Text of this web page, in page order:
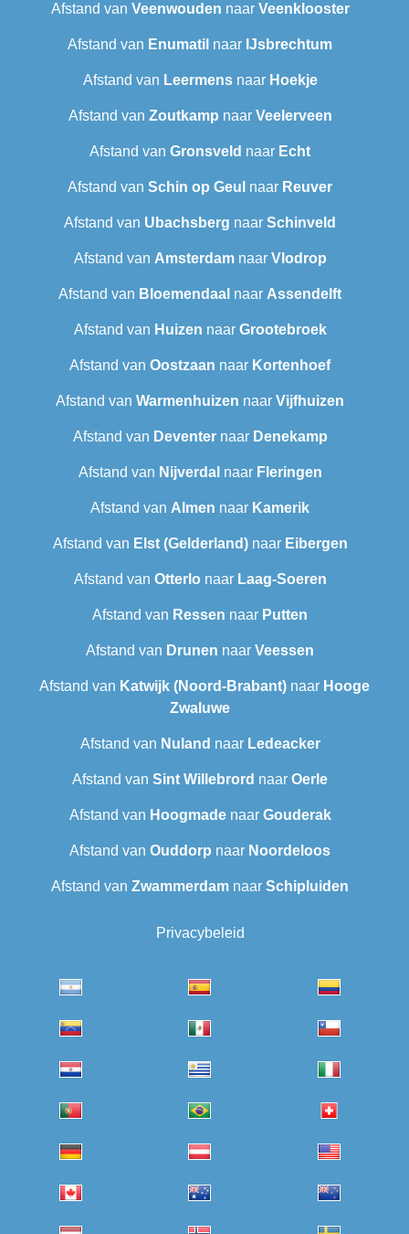
Afstand van Veenwouden naar Veenklooster
Afstand van Enumatil naar IJsbrechtum
Afstand van Leermensnaar Hoekje
Afstand van Zoutkamp naar Veelerveen
Afstand van Gronsveld naar Echt
Afstand van Schin op Geul naar Reuver
Afstand van Ubachsberg naar Schinveld
Afstand van Amsterdamnaar Vlodrop
Afstand van Bloemendaal naar Assendelft
Afstand van Huizen naar Grootebroek
Afstand van Oostzaan naar Kortenhoef
Afstand van Warmenhuizen naar Vijfhuizen
Afstand van Deventernaar Denekamp
Afstand van Nijverdal naar Fleringen
Afstand van Almen naar Kamerik
Afstand van Elst (Gelderland)naar Eibergen
Afstand van Otterlo naar Laag-Soeren
Afstand van Ressen naar Putten
Afstand van Drunen naar Veessen
Afstand van Katwijk (Noord-Brabant) naar Hooge
Zwaluwe
Afstand van Nuland naar Ledeacker
Afstand van Sint Willebrord naar Oerle
Afstand van Hoogmadenaar Gouderak
Afstand van Ouddorp naar Noordeloos
Afstand van Zwammerdam naar Schipluiden
Privacybeleid